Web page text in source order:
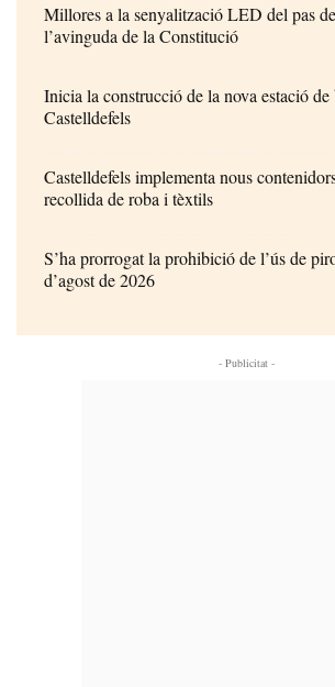
Millores a la senyalització LED del pas
l’avinguda de la Constitució
Inicia la construcció de la nova estació de
Castelldefels
Castelldefels implementa nous
recollida de roba i tèxtils
S’ha prorrogat la prohibició de l’ús de
d’agost de 2026
- Publicitat -